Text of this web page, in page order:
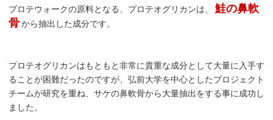
プロテウォークの原料となる、プロテオグリカンは、
鮭の鼻軟
骨から抽出した成分です。
プロテオグリカンはもともと非常に貴重な成分として大量に入手す
ることが困難だったのですが、弘前大学を中心としたプロジェクト
チームが研究を重ね、サケの鼻軟骨から大量抽出をする事に成功し
ました。